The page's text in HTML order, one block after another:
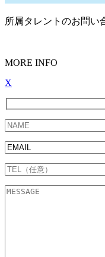
所属タレントのお問い
MORE INFO
X